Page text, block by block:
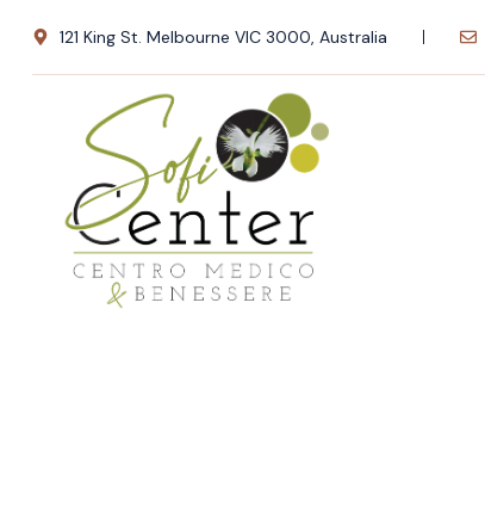
121 King St. Melbourne VIC 3000, Australia